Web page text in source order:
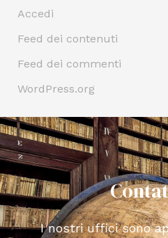
Accedi
Feed dei contenuti
Feed dei commenti
WordPress.org
I nostri uffici sono